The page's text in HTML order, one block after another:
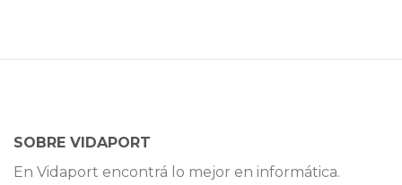
SOBRE VIDAPORT
En Vidaport encontrá lo mejor en informática.